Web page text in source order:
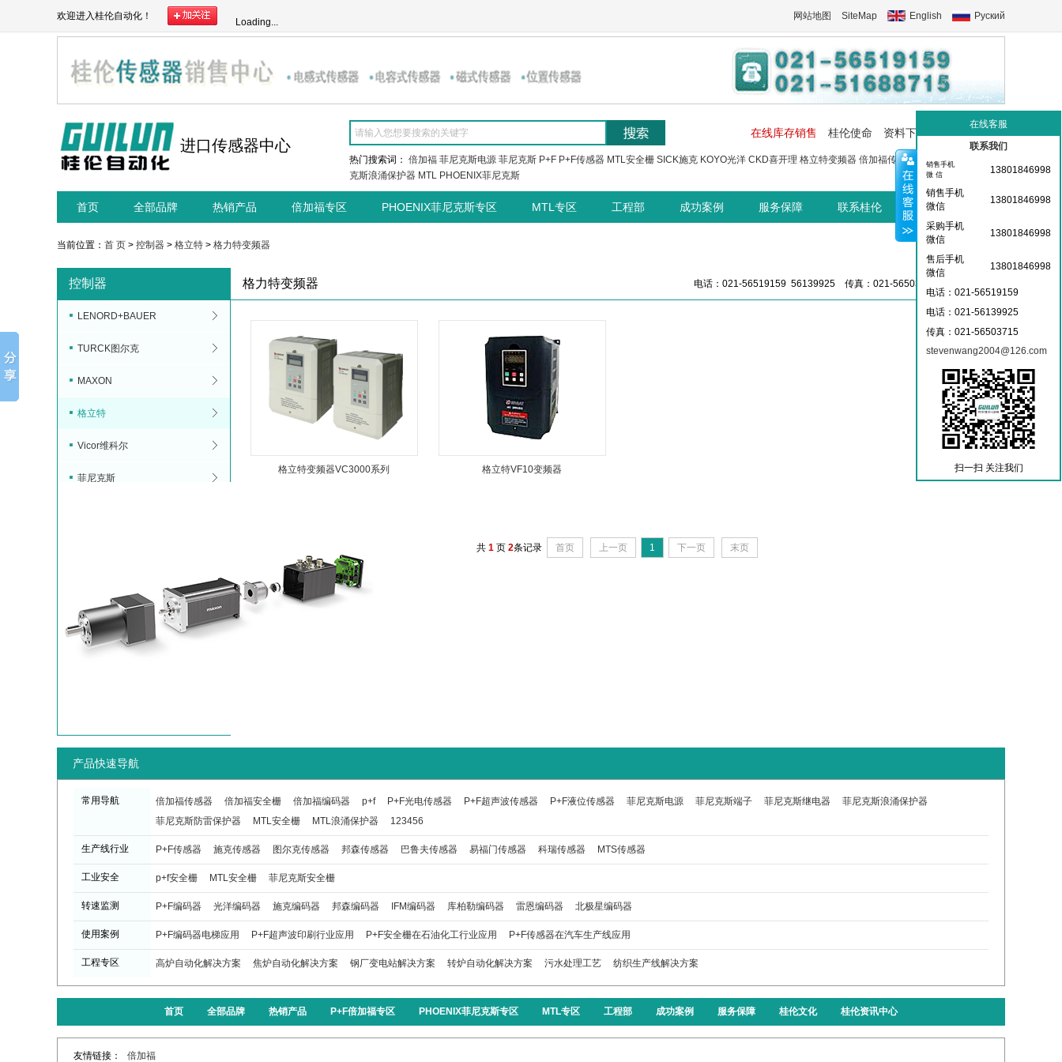
欢迎进入桂伦自动化！
Loading...
网站地图 SiteMap English Руский
进口传感器中心
在线库存销售 桂伦使命 资料下载 工控交流中心
热门搜索词： 倍加福 菲尼克斯电源 菲尼克斯 P+F P+F传感器 MTL安全栅 SICK施克 KOYO光洋 CKD喜开理 格立特变频器 倍加福传感器 菲尼克斯端子
克斯浪涌保护器 MTL PHOENIX菲尼克斯
首页 全部品牌 热销产品 倍加福专区 PHOENIX菲尼克斯专区 MTL专区 工程部 成功案例 服务保障 联系桂伦 桂伦资讯中心
当前位置： 首 页 > 控制器 > 格立特 > 格力特变频器
控制器
LENORD+BAUER
TURCK图尔克
MAXON
格立特
Vicor维科尔
菲尼克斯
格力特变频器 电话：021-56519159 56139925 传真：021-56503715 36359826
格立特变频器VC3000系列 格立特VF10变频器
共 1页 2条记录 首页 上一页 1 下一页 末页
产品快速导航
常用导航 倍加福传感器 倍加福安全栅 倍加福编码器 p+f P+F光电传感器 P+F超声波传感器 P+F液位传感器 菲尼克斯电源 菲尼克斯端子 菲尼克斯继电器
菲尼克斯浪涌保护器
菲尼克斯防雷保护器
MTL安全栅 MTL浪涌保护器 123456
生产线行业 P+F传感器 施克传感器 图尔克传感器 邦森传感器 巴鲁夫传感器 易福门传感器 科瑞传感器 MTS传感器
工业安全 p+f安全栅 MTL安全栅 菲尼克斯安全栅
转速监测 P+F编码器 光洋编码器 施克编码器 邦森编码器 IFM编码器 库柏勒编码器 雷恩编码器 北极星编码器
使用案例 P+F编码器电梯应用 P+F超声波印刷行业应用 P+F安全栅在石油化工行业应用 P+F传感器在汽车生产线应用
工程专区 高炉自动化解决方案 焦炉自动化解决方案 钢厂变电站解决方案 转炉自动化解决方案 污水处理工艺 纺织生产线解决方案
首页 全部品牌 热销产品 P+F倍加福专区 PHOENIX菲尼克斯专区 MTL专区 工程部 成功案例 服务保障 桂伦文化 桂伦资讯中心
友情链接： 倍加福
在线客服
联系我们
销售手机
微 信
13801846998
销售手机
微信
13801846998
采购手机
微信
13801846998
售后手机
微信
13801846998
电话：021-56519159
电话：021-56139925
传真：021-56503715
stevenwang2004@126.com
扫一扫 关注我们